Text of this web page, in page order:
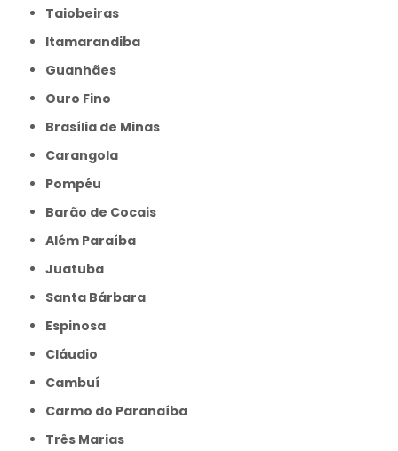
Taiobeiras
Itamarandiba
Guanhães
Ouro Fino
Brasília de Minas
Carangola
Pompéu
Barão de Cocais
Além Paraíba
Juatuba
Santa Bárbara
Espinosa
Cláudio
Cambuí
Carmo do Paranaíba
Três Marias